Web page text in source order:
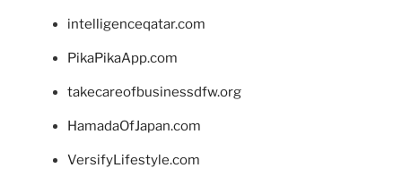
intelligenceqatar.com
PikaPikaApp.com
takecareofbusinessdfw.org
HamadaOfJapan.com
VersifyLifestyle.com